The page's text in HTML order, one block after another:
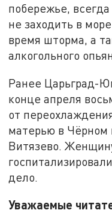
побережье,
не заходить в
время шторма, а
алкогольного
Ранее Царьград-
конце апреля
от
матерью в
Витязево.
дело.
Уважаемые